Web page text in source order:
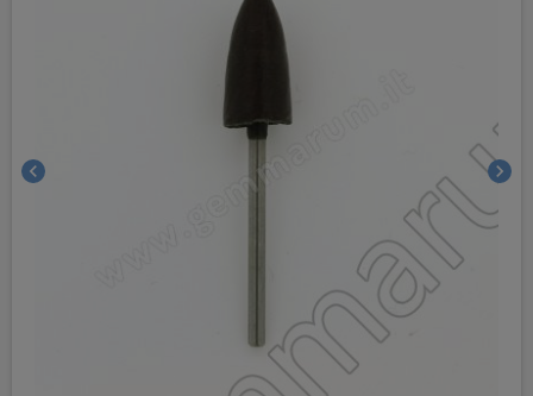
chevron_left chevron_right